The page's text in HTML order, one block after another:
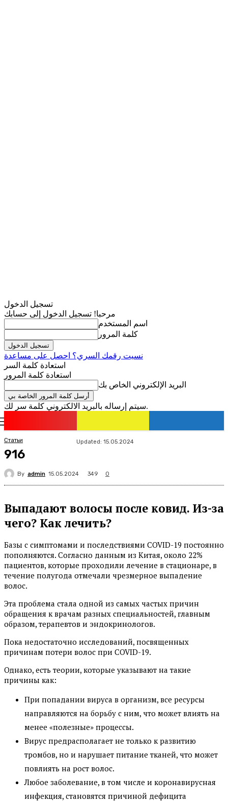
تسجيل الدخول
مرحبا! تسجيل الدخول إلى حسابك
اسم المستخدم
كلمة المرور
نسيت رقمك السري؟ احصل على مساعدة
استعادة كلمة السر
استعادة كلمة المرور
البريد الإلكتروني الخاص بك
سيتم إرساله بالبريد الالكتروني كلمة سر لك.
Статьи Updated: 15.05.2024
916
By admin 15.05.2024 349 0
Выпадают волосы после ковид. Из-за
чего? Как лечить?
Базы с симптомами и последствиями COVID-19 постоянно
пополняются. Согласно данным из Китая, около 22%
пациентов, которые проходили лечение в стационаре, в
течение полугода отмечали чрезмерное выпадение
волос.
Эта проблема стала одной из самых частых причин
обращения к врачам разных специальностей, главным
образом, терапевтов и эндокринологов.
Пока недостаточно исследований, посвященных
причинам потери волос при COVID-19.
Однако, есть теории, которые указывают на такие
причины как:
При попадании вируса в организм, все ресурсы
направляются на борьбу с ним, что может влиять на
менее «полезные» процессы.
Вирус предрасполагает не только к развитию
тромбов, но и нарушает питание тканей, что может
повлиять на рост волос.
Любое заболевание, в том числе и коронавирусная
инфекция, становятся причиной дефицита